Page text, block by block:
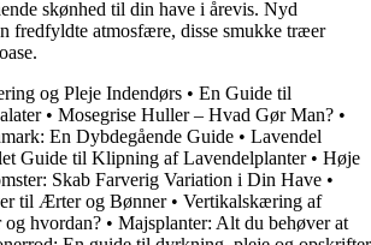
skønhed til din have i årevis. Nyd
fredfyldte atmosfære, disse smukke træer
og Pleje Indendørs • En Guide til
• Mosegrise Huller – Hvad Gør Man? •
En Dybdegående Guide • Lavendel
Guide til Klipning af Lavendelplanter• Høje
Skab Farverig Variation i Din Have •
til Ærter og Bønner• Vertikalskæring af
hvordan? • Majsplanter: Alt du behøver at